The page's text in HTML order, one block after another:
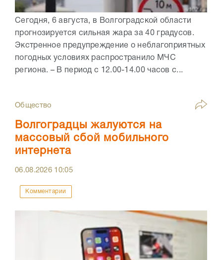
Сегодня, 6 августа, в Волгоградской области
прогнозируется сильная жара за 40 градусов.
Экстренное предупреждение о неблагоприятных
погодных условиях распространило МЧС
региона. – В период с 12.00-14.00 часов с...
Общество
Волгоградцы жалуются на
массовый сбой мобильного
интернета
06.08.2026 10:05
Комментарии